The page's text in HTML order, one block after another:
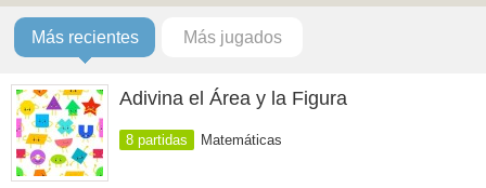
Más recientes Más jugados
Adivina el Área y la Figura
8 partidas Matemáticas